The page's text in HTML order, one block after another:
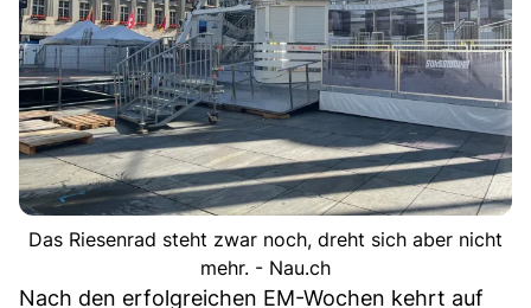
Das Riesenrad steht zwar noch, dreht sich aber nicht
mehr. - Nau.ch
Nach den erfolgreichen EM-Wochen kehrt auf